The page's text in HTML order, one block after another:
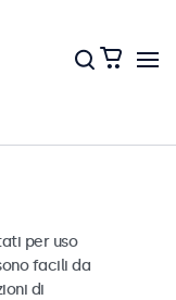
per uso
facili da
di